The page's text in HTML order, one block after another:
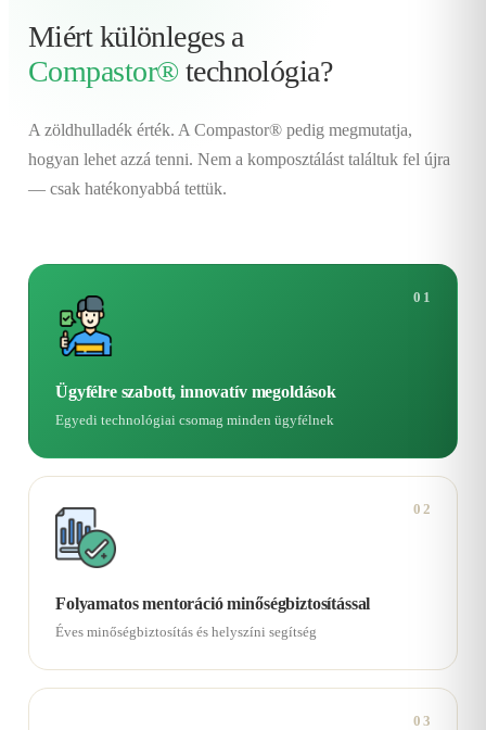
Miért különleges a
Compastor® technológia?
A zöldhulladék érték. A Compastor® pedig megmutatja,
hogyan lehet azzá tenni. Nem a komposztálást találtuk fel újra
— csak hatékonyabbá tettük.
01
Ügyfélre szabott, innovatív megoldások
Egyedi technológiai csomag minden ügyfélnek
02
Folyamatos mentoráció minőségbiztosítással
Éves minőségbiztosítás és helyszíni segítség
03